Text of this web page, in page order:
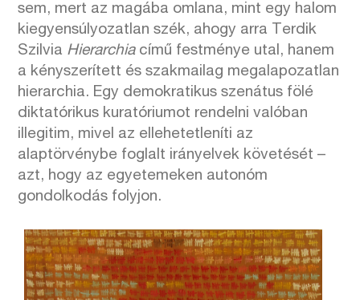
sem, mert az magába omlana, mint egy halom
kiegyensúlyozatlan szék, ahogy arra Terdik
Szilvia Hierarchiacímű festménye utal, hanem
a kényszerített és szakmailag megalapozatlan
hierarchia. Egy demokratikus szenátus fölé
diktatórikus kuratóriumot rendelni valóban
illegitim, mivel az ellehetetleníti az
alaptörvénybe foglalt irányelvek követését –
azt, hogy az egyetemeken autonóm
gondolkodás folyjon.